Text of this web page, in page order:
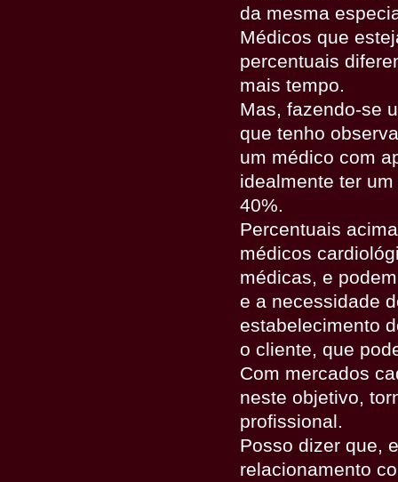
da mesma
Médicos que
percentuais
mais tempo.
Mas, fazendo-se
que tenho
um médico com
idealmente ter
40%.
Percentuais
médicos
médicas, e
e a necessidade
estabelecimento
o cliente, que
Com mercados
neste objetivo,
profissional.
Posso dizer que,
relacionamento